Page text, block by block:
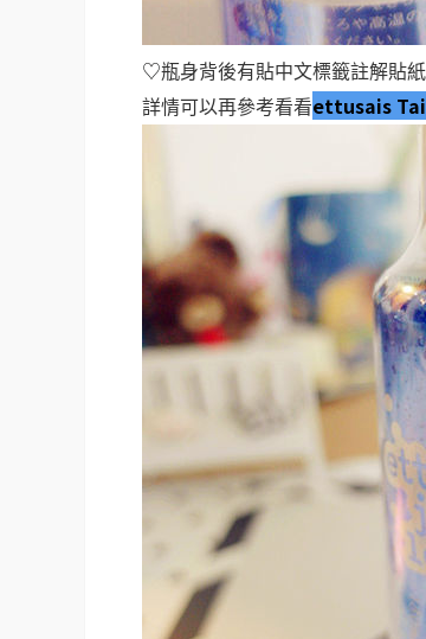
♡瓶身背後有貼中文標籤註解貼
詳情可以再參考看看ettusais